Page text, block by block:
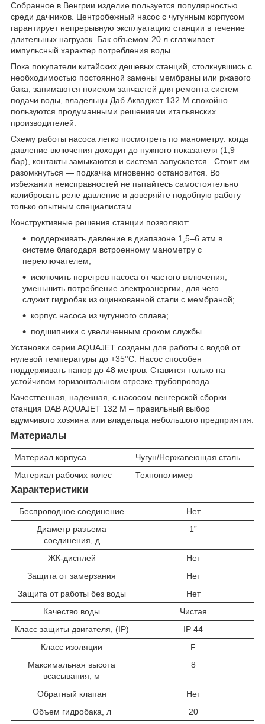
Собранное в Венгрии изделие пользуется популярностью
среди дачников. Центробежный насос с чугунным корпусом
гарантирует непрерывную эксплуатацию станции в течение
длительных нагрузок. Бак объемом 20 л сглаживает
импульсный характер потребления воды.
Пока покупатели китайских дешевых станций, столкнувшись с
необходимостью постоянной замены мембраны или ржавого
бака, занимаются поиском запчастей для ремонта систем
подачи воды, владельцы Даб Акваджет 132 М спокойно
пользуются продуманными решениями итальянских
производителей.
Схему работы насоса легко посмотреть по манометру: когда
давление включения доходит до нужного показателя (1,9
бар), контакты замыкаются и система запускается. Стоит им
разомкнуться — подкачка мгновенно остановится. Во
избежании неисправностей не пытайтесь самостоятельно
калибровать реле давление и доверяйте подобную работу
только опытным специалистам.
Конструктивные решения станции позволяют:
поддерживать давление в диапазоне 1,5–6 атм в
системе благодаря встроенному манометру с
переключателем;
исключить перегрев насоса от частого включения,
уменьшить потребление электроэнергии, для чего
служит гидробак из оцинкованной стали с мембраной;
корпус насоса из чугунного сплава;
подшипники с увеличенным сроком службы.
Установки серии AQUAJET созданы для работы с водой от
нулевой температуры до +35°С. Насос способен
поддерживать напор до 48 метров. Ставится только на
устойчивом горизонтальном отрезке трубопровода.
Качественная, надежная, с насосом венгерской сборки
станция DAB AQUAJET 132 M – правильный выбор
вдумчивого хозяина или владельца небольшого предприятия.
Материалы
Материал корпуса
Чугун/Нержавеющая сталь
Материал рабочих колес
Технополимер
Характеристики
Беспроводное соединение
Нет
Диаметр разъема
соединения, д
1”
ЖК-дисплей
Нет
Защита от замерзания
Нет
Защита от работы без воды
Нет
Качество воды
Чистая
Класс защиты двигателя, (IP)
IP 44
Класс изоляции
F
Максимальная высота
всасывания, м
8
Обратный клапан
Нет
Объем гидробака, л
20